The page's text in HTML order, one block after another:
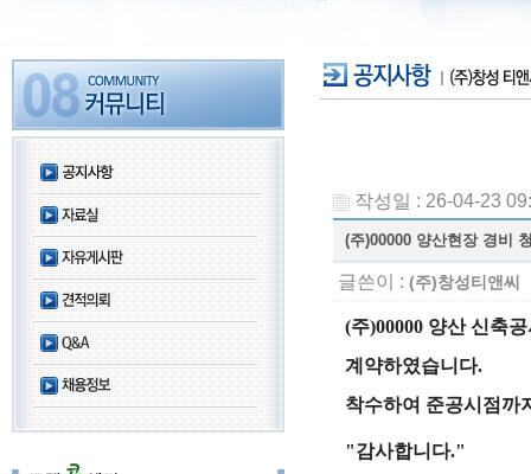
작성일 : 26-04-23
(주)00000 양산현장 경비
글쓴이 : (주)창성티앤씨
(주)00000 양산 신축
계약하였습니다.
착수하여 준공시점까
"감사합니다."